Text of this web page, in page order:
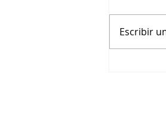
Escribir